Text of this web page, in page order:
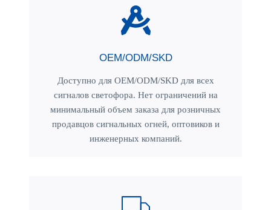
OEM/ODM/SKD
Доступно для OEM/ODM/SKD для всех
сигналов светофора. Нет ограничений на
минимальный объем заказа для розничных
продавцов сигнальных огней, оптовиков и
инженерных компаний.